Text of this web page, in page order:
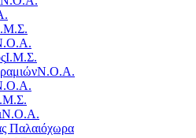
Ι.Μ.Σ.
Ν.Ο.Α.
Ν.Ο.Α.
Παλαιόχωρα